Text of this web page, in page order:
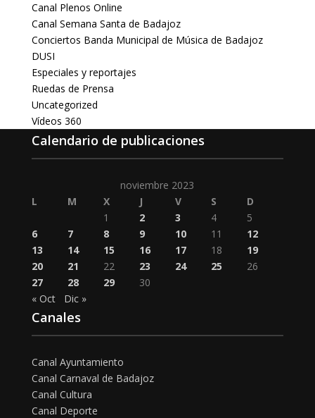
Canal Plenos Online
Canal Semana Santa de Badajoz
Conciertos Banda Municipal de Música de Badajoz
DUSI
Especiales y reportajes
Ruedas de Prensa
Uncategorized
Vídeos 360
Calendario de publicaciones
noviembre 2023
L
M X J V S
D
1
2 3 4
5
6
7 8 9 10 11
12
13
14 15 16 17 18
19
20
21 22 23 24 25
26
27
28 29
30
« Oct
Dic »
Canales
Canal Ayuntamiento
Canal Carnaval de Badajoz
Canal Cultura
Canal Deporte